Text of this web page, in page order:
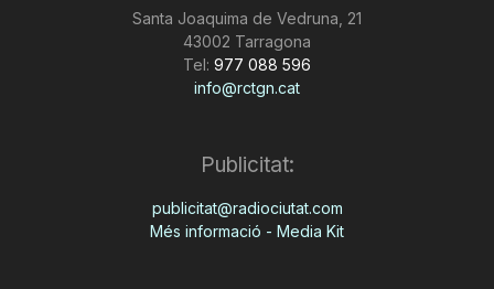
Santa Joaquima de Vedruna, 21
43002 Tarragona
Tel: 977 088 596
info@rctgn.cat
Publicitat:
publicitat@radiociutat.com
Més informació - Media Kit